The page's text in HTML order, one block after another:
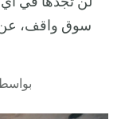
سوق واقف، عن